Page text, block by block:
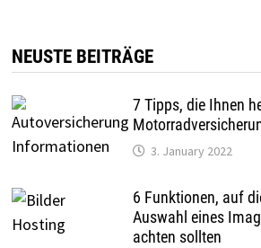
NEUSTE BEITRÄGE
7 Tipps, die Ihnen
3. January 2022
6 Funktionen, auf
Auswahl eines
achten sollten